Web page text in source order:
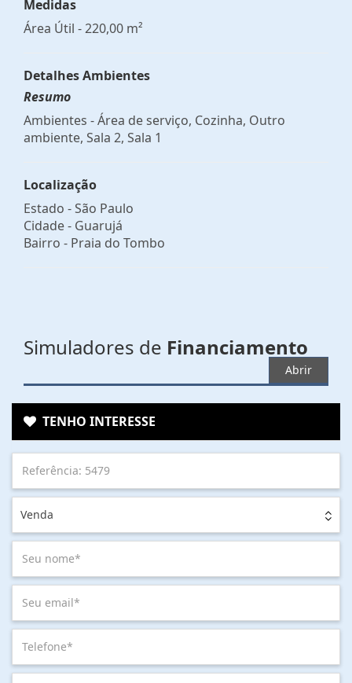
Medidas
Área Útil - 220,00 m²
Detalhes Ambientes
Resumo
Ambientes - Área de serviço, Cozinha, Outro
ambiente, Sala 2, Sala 1
Localização
Estado -São Paulo
Cidade - Guarujá
Bairro - Praia do Tombo
Simuladores de Financiamento
Abrir
TENHO INTERESSE
Venda